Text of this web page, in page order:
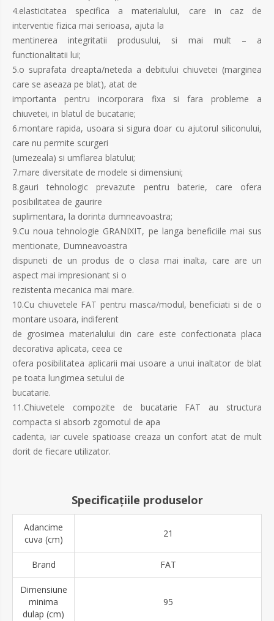
4.elasticitatea specifica a materialului, care in caz de
interventie fizica mai serioasa, ajuta la
mentinerea integritatii produsului, si mai mult – a
functionalitatii lui;
5.o suprafata dreapta/neteda a debitului chiuvetei (marginea
care se aseaza pe blat), atat de
importanta pentru incorporara fixa si fara probleme a
chiuvetei, in blatul de bucatarie;
6.montare rapida, usoara si sigura doar cu ajutorul siliconului,
care nu permite scurgeri
(umezeala) si umflarea blatului;
7.mare diversitate de modele si dimensiuni;
8.gauri tehnologic prevazute pentru baterie, care ofera
posibilitatea de gaurire
suplimentara, la dorinta dumneavoastra;
9.Cu noua tehnologie GRANIXIT, pe langa beneficiile mai sus
mentionate, Dumneavoastra
dispuneti de un produs de o clasa mai inalta, care are un
aspect mai impresionant si o
rezistenta mecanica mai mare.
10.Cu chiuvetele FAT pentru masca/modul, beneficiati si de o
montare usoara, indiferent
de grosimea materialului din care este confectionata placa
decorativa aplicata, ceea ce
ofera posibilitatea aplicarii mai usoare a unui inaltator de blat
pe toata lungimea setului de
bucatarie.
11.Chiuvetele compozite de bucatarie FAT au structura
compacta si absorb zgomotul de apa
cadenta, iar cuvele spatioase creaza un confort atat de mult
dorit de fiecare utilizator.
Specificațiile produselor
Adancime
cuva (cm)
21
Brand FAT
Dimensiune
minima
dulap (cm)
95